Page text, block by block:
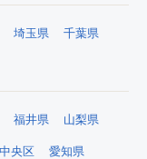
埼玉県 千葉県
福井県 山梨県
央区 愛知県